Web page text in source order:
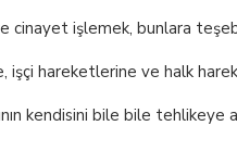
cinayet işlemek, bunlara
işçi hareketlerine ve halk
kendisini bile bile tehlikeye